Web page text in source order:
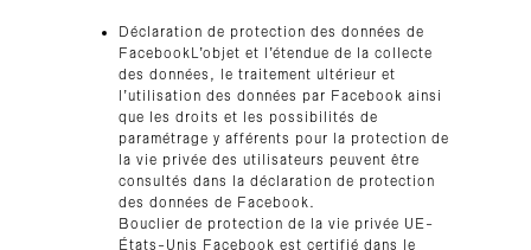
Déclaration de protection des données de
FacebookL’objet et l’étendue de la collecte
des données, le traitement ultérieur et
l’utilisation des données par Facebook ainsi
que les droits et les possibilités de
paramétrage y afférents pour la protection de
la vie privée des utilisateurs peuvent être
consultés dans la déclaration de protection
des données de Facebook.
Bouclier de protection de la vie privée UE-